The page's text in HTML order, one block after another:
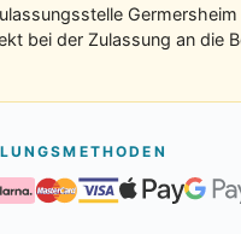
bei der Zulassung an die